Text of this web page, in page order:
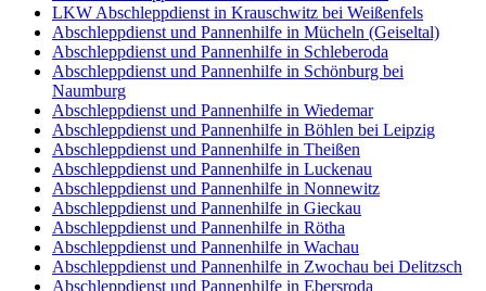
LKW Abschleppdienst in Krauschwitz bei Weißenfels
Abschleppdienst und Pannenhilfe in Mücheln (Geiseltal)
Abschleppdienst und Pannenhilfe in Schleberoda
Abschleppdienst und Pannenhilfe in Schönburg bei
Naumburg
Abschleppdienst und Pannenhilfe in Wiedemar
Abschleppdienst und Pannenhilfe in Böhlen bei Leipzig
Abschleppdienst und Pannenhilfe in Theißen
Abschleppdienst und Pannenhilfe in Luckenau
Abschleppdienst und Pannenhilfe in Nonnewitz
Abschleppdienst und Pannenhilfe in Gieckau
Abschleppdienst und Pannenhilfe in Rötha
Abschleppdienst und Pannenhilfe in Wachau
Abschleppdienst und Pannenhilfe in Zwochau bei Delitzsch
Abschleppdienst und Pannenhilfe in Ebersroda